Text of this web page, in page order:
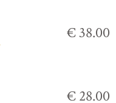
€ 38.00
€ 28.00